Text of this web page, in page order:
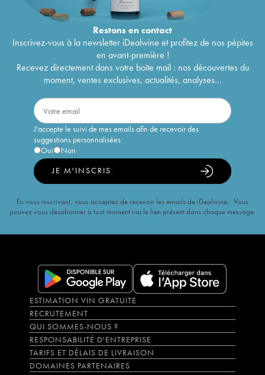
Restons encontact
Inscrivez-vous à la newsletter iDealwine et profitez de nos pépites
en avant-première !
Recevez directement dans votre boîte mail : nos découvertes du
moment, ventes exclusives, actualités, analyses...
J'accepte le suivi de mes emails afin de recevoir des
suggestions personnalisées
Oui
Non
JE M'INSCRIS
En vous inscrivant, vous acceptez de recevoir les emails de iDealwine. Vous
pouvez vous désabonner à tout moment via le lien présent dans chaque message.
ESTIMATION VIN GRATUITE
RECRUTEMENT
QUI SOMMES-NOUS ?
RESPONSABILITÉ D'ENTREPRISE
TARIFS ET DÉLAIS DE LIVRAISON
DOMAINES PARTENAIRES